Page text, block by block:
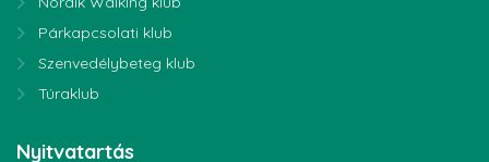
Párkapcsolati klub
Szenvedélybeteg klub
Túraklub
Nyitvatartás